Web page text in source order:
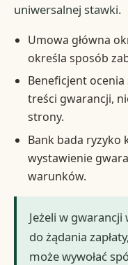
uniwersalnej stawki.
Umowa główna
określa sposób
Beneficjent
treści gwarancji,
strony.
Bank bada ryzyko
wystawienie
warunków.
Jeżeli w gwarancji
do żądania
może wywołać